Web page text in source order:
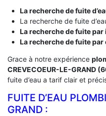
La recherche de fuite
La recherche de fuite
La recherche de fuite
La recherche de fuite
Grace à notre expérience
CREVECOEUR-LE-GRAND
fuite d’eau a tarif clair et
FUITE D’EAU
GRAND :